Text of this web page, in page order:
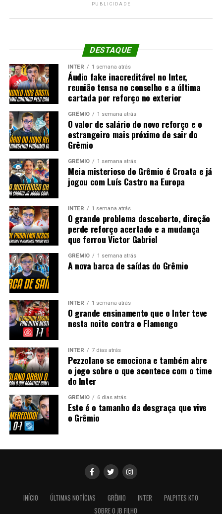
PUBLICIDADE
DESTAQUE
INTER 1 semana atrás
Áudio fake inacreditável no Inter,
reunião tensa no conselho e a última
cartada por reforço no exterior
GRÊMIO 1 semana atrás
O valor de salário do novo reforço e o
estrangeiro mais próximo de sair do
Grêmio
GRÊMIO 1 semana atrás
Meia misterioso do Grêmio é Croata e já
jogou com Luís Castro na Europa
INTER 1 semana atrás
O grande problema descoberto, direção
perde reforço acertado e a mudança
que ferrou Victor Gabriel
GRÊMIO 1 semana atrás
A nova barca de saídas do Grêmio
INTER 1 semana atrás
O grande ensinamento que o Inter teve
nesta noite contra o Flamengo
INTER 7 dias atrás
Pezzolano se emociona e também abre
o jogo sobre o que acontece com o time
do Inter
GRÊMIO 6 dias atrás
Este é o tamanho da desgraça que vive
o Grêmio
INÍCIO ÚLTIMAS NOTÍCIAS GRÊMIO INTER
PALPITES KTO
SOBRE O JB FILHO